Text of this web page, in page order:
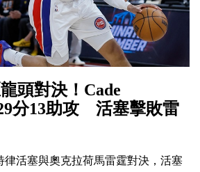
頭對決！Cade
分13助攻 活塞擊敗雷
律活塞與奧克拉荷馬雷霆對決，活塞